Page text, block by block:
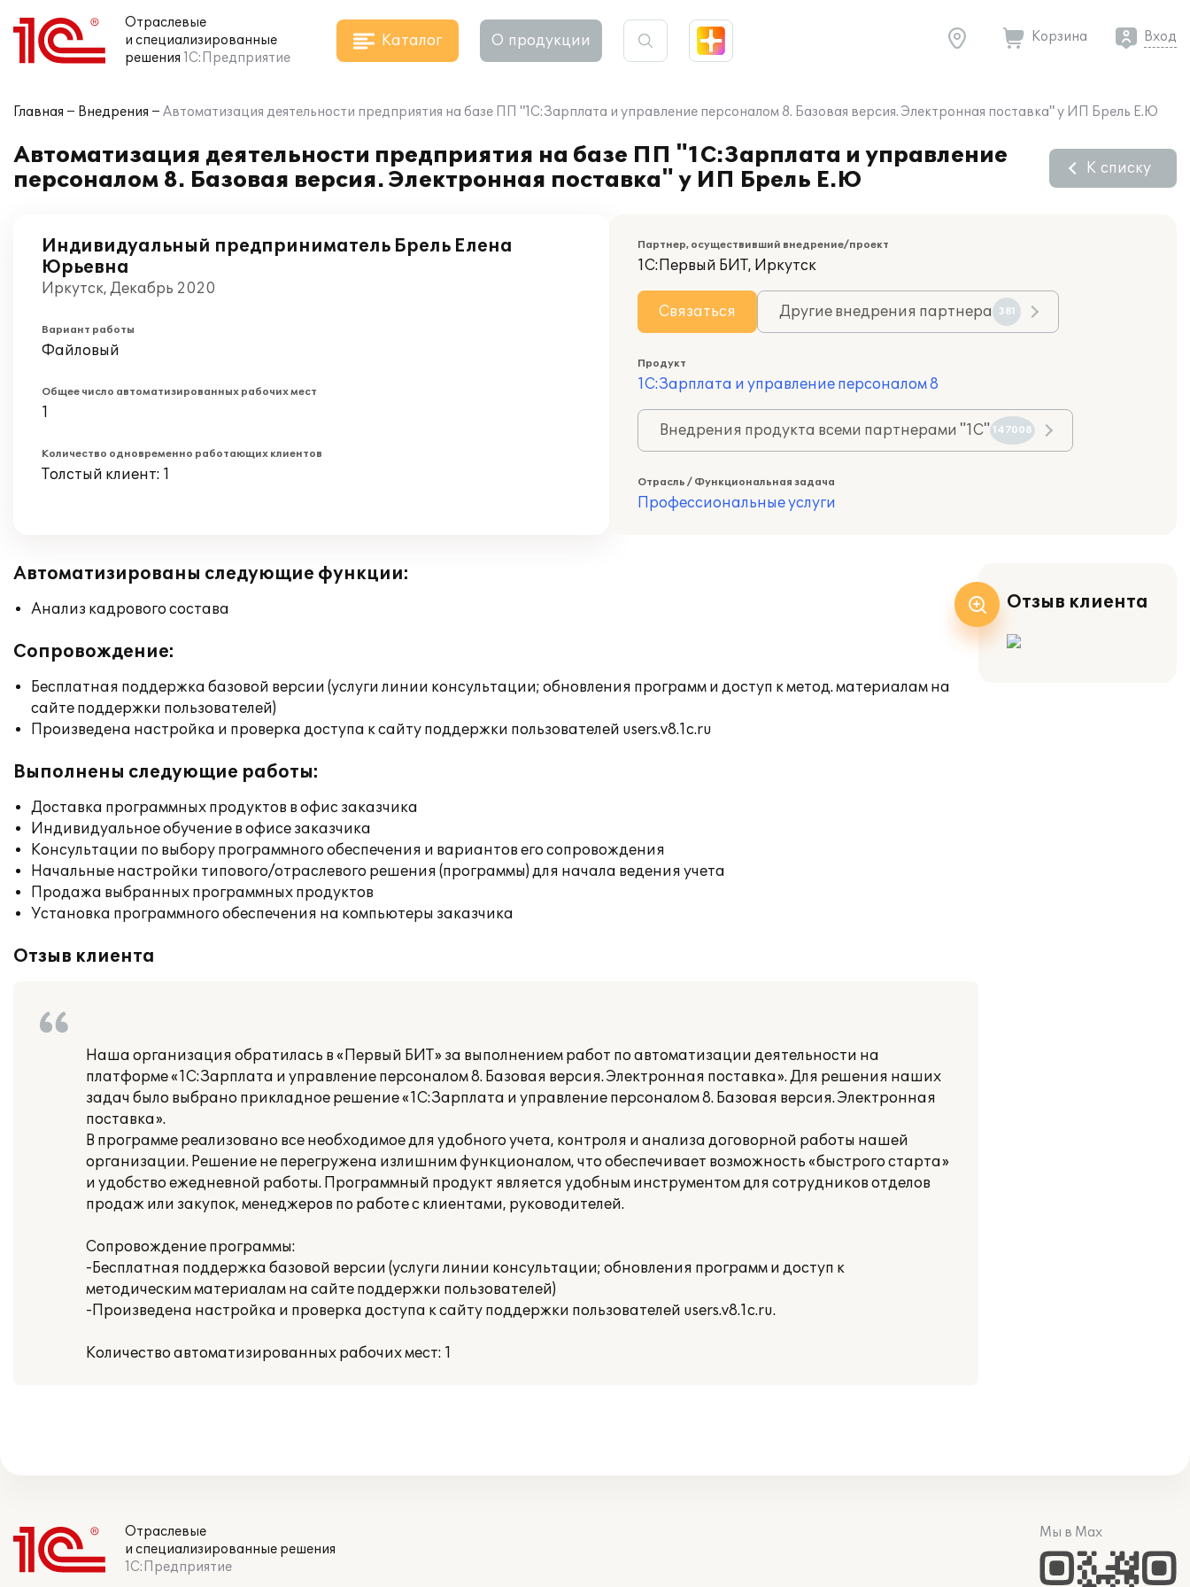
Отраслевые
и специализированные
решения 1С:Предприятие
Каталог О продукции Корзина Вход
Главная Внедрения Автоматизация деятельности предприятия на базе ПП "1С:Зарплата и управление персоналом 8. Базовая версия. Электронная поставка" у ИП Брель Е.Ю
Автоматизация деятельности предприятия на базе ПП "1С:Зарплата и управление
персоналом 8. Базовая версия. Электронная поставка" у ИП Брель Е.Ю
К списку
Индивидуальный предприниматель Брель Елена
Юрьевна
Иркутск, Декабрь 2020
Вариант работы
Файловый
Общее число автоматизированных рабочих мест
1
Количество одновременно работающих клиентов
Толстый клиент: 1
Партнер, осуществивший внедрение/проект
1С:Первый БИТ, Иркутск
Связаться Другие внедрения партнера 381
Продукт
1С:Зарплата и управление персоналом 8
Внедрения продукта всеми партнерами "1С" 147008
Отрасль / Функциональная задача
Профессиональные услуги
Автоматизированы следующие функции:
Анализ кадрового состава
Сопровождение:
Бесплатная поддержка базовой версии (услуги линии консультации; обновления программ и доступ к метод. материалам на
сайте поддержки пользователей)
Произведена настройка и проверка доступа к сайту поддержки пользователей users.v8.1c.ru
Выполнены следующие работы:
Доставка программных продуктов в офис заказчика
Индивидуальное обучение в офисе заказчика
Консультации по выбору программного обеспечения и вариантов его сопровождения
Начальные настройки типового/отраслевого решения (программы) для начала ведения учета
Продажа выбранных программных продуктов
Установка программного обеспечения на компьютеры заказчика
Отзыв клиента
Наша организация обратилась в «Первый БИТ» за выполнением работ по автоматизации деятельности на
платформе «1С:Зарплата и управление персоналом 8. Базовая версия. Электронная поставка». Для решения наших
задач было выбрано прикладное решение «1С:Зарплата и управление персоналом 8. Базовая версия. Электронная
поставка».
В программе реализовано все необходимое для удобного учета, контроля и анализа договорной работы нашей
организации. Решение не перегружена излишним функционалом, что обеспечивает возможность «быстрого старта»
и удобство ежедневной работы. Программный продукт является удобным инструментом для сотрудников отделов
продаж или закупок, менеджеров по работе с клиентами, руководителей.
Сопровождение программы:
-Бесплатная поддержка базовой версии (услуги линии консультации; обновления программ и доступ к
методическим материалам на сайте поддержки пользователей)
-Произведена настройка и проверка доступа к сайту поддержки пользователей users.v8.1c.ru.
Количество автоматизированных рабочих мест: 1
Отзыв клиента
Отраслевые
и специализированные решения
1С:Предприятие
Мы в Max